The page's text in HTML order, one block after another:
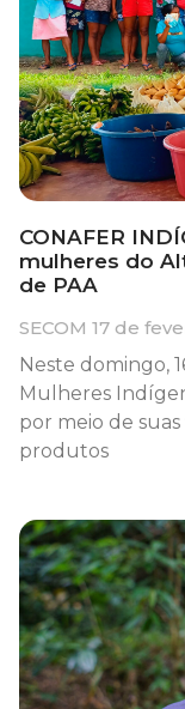
CONAFER
mulheres do
de PAA
SECOM 17 de
Neste domingo,
Mulheres
por meio de
produtos